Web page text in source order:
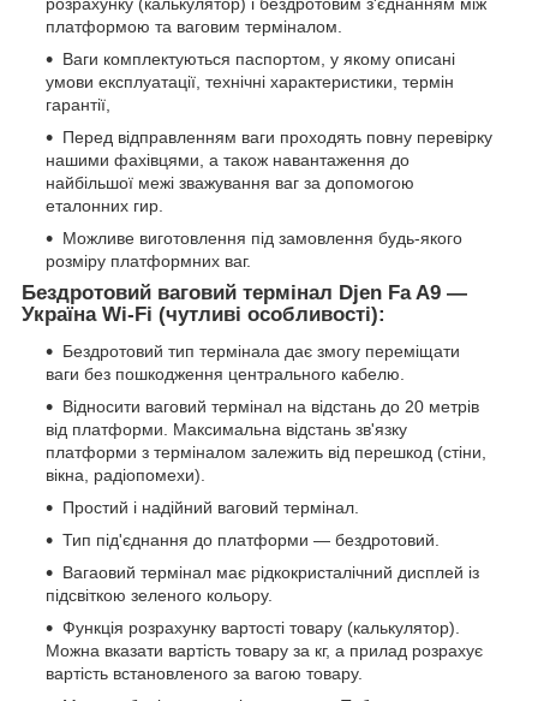
розрахунку (калькулятор) і бездротовим з'єднанням між
платформою та ваговим терміналом.
Ваги комплектуються паспортом, у якому описані
умови експлуатації, технічні характеристики, термін
гарантії,
Перед відправленням ваги проходять повну перевірку
нашими фахівцями, а також навантаження до
найбільшої межі зважування ваг за допомогою
еталонних гир.
Можливе виготовлення під замовлення будь-якого
розміру платформних ваг.
Бездротовий ваговий термінал Djen Fa A9 —
Україна Wi-Fi (чутливі особливості):
Бездротовий тип термінала дає змогу переміщати
ваги без пошкодження центрального кабелю.
Відносити ваговий термінал на відстань до 20 метрів
від платформи. Максимальна відстань зв'язку
платформи з терміналом залежить від перешкод (стіни,
вікна, радіопомехи).
Простий і надійний ваговий термінал.
Тип під'єднання до платформи — бездротовий.
Вагаовий термінал має рідкокристалічний дисплей із
підсвіткою зеленого кольору.
Функція розрахунку вартості товару (калькулятор).
Можна вказати вартість товару за кг, а прилад розрахує
вартість встановленого за вагою товару.